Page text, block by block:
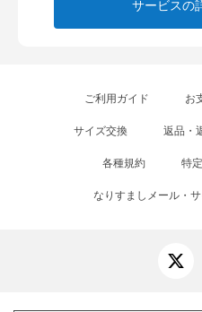
サービスの
ご利用ガイド お
サイズ交換 返品・
各種規約 特
なりすましメール・